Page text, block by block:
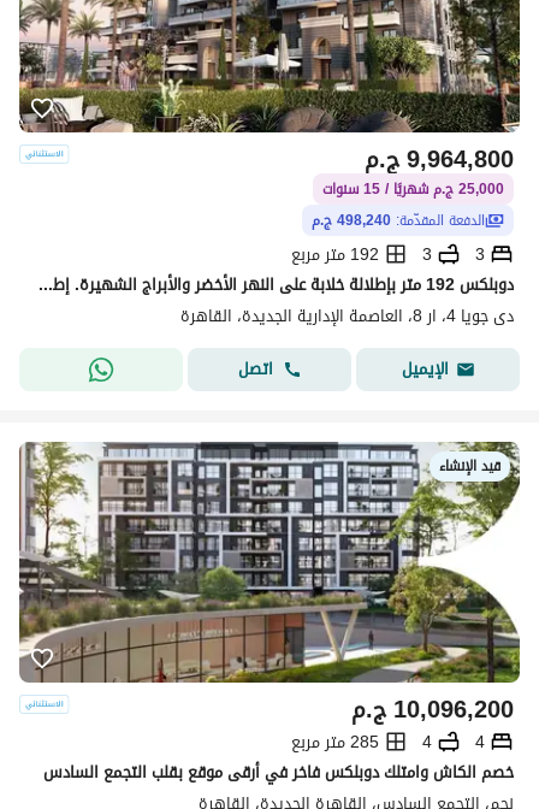
ج.م9,964,800
25,000 ج.م شهريًا / 15 سنوات
الدفعة المقدّمة: 498,240 ج.م
3
3
192 متر مربع
دوبلكس 192 متر بإطلالة خلابة على النهر الأخضر والأبراج الشهيرة. إطلالة مزدوجة مع مسبح خاص تقسيط علي 15 سنة .
دى جويا 4، ار 8، العاصمة الإدارية الجديدة، القاهرة
الإيميل
اتصل
قيد الإنشاء
ج.م10,096,200
4
4
285 متر مربع
خصم الكاش وامتلك دوبلكس فاخر في أرقى موقع بقلب التجمع السادس